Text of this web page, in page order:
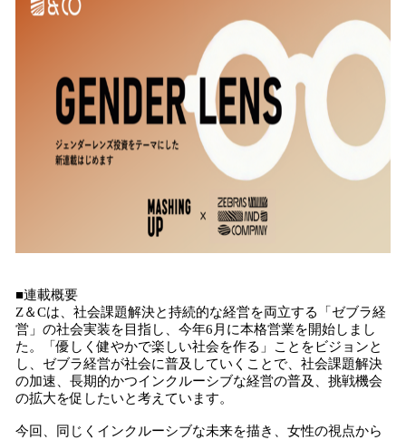
■連載概要
Z＆Cは、社会課題解決と持続的な経営を両立する「ゼブラ経
営」の社会実装を目指し、今年6月に本格営業を開始しまし
た。「優しく健やかで楽しい社会を作る」ことをビジョンと
し、ゼブラ経営が社会に普及していくことで、社会課題解決
の加速、長期的かつインクルーシブな経営の普及、挑戦機会
の拡大を促したいと考えています。
今回、同じくインクルーシブな未来を描き、女性の視点から